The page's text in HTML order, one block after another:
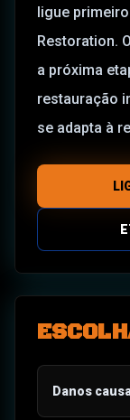
ligue
Restoration.
a próxima
restauração
se adapta à
Danos